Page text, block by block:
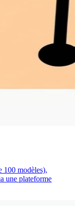
100 modèles),
une plateforme